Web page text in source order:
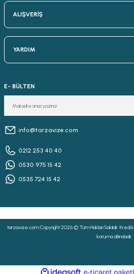
ALIŞVERİŞ
YARDIM
E- BÜLTEN
info@tarzavize.com
0212 253 40 40
0530 975 15 42
0535 724 15 42
tarzavize.com Copyright 2026 © Tüm Hakları Saklıdır. Kredi
koruma altındadır.
ideasoft